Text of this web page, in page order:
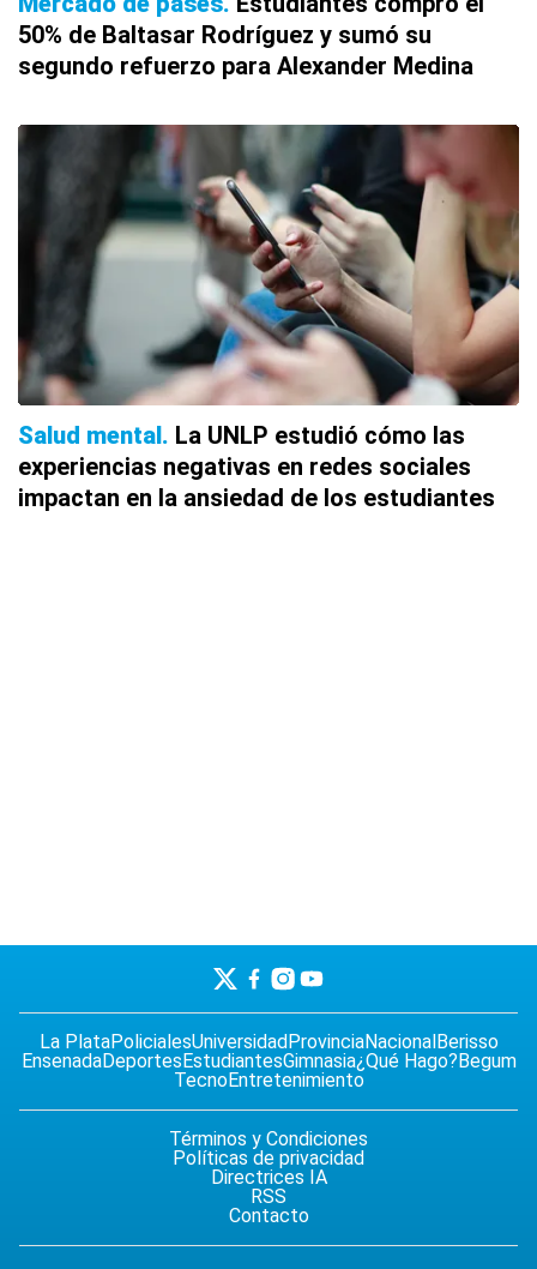
50% de Baltasar Rodríguez y sumó su
segundo refuerzo para Alexander Medina
Salud mental
La UNLP estudió cómo las
experiencias negativas en redes sociales
impactan en la ansiedad de los estudiantes
La PlataPolicialesUniversidad ProvinciaNacional Berisso
EnsenadaDeportes EstudiantesGimnasia¿Qué Hago? Begum
TecnoEntretenimiento
Términos y Condiciones
Políticas de privacidad
Directrices IA
RSS
Contacto